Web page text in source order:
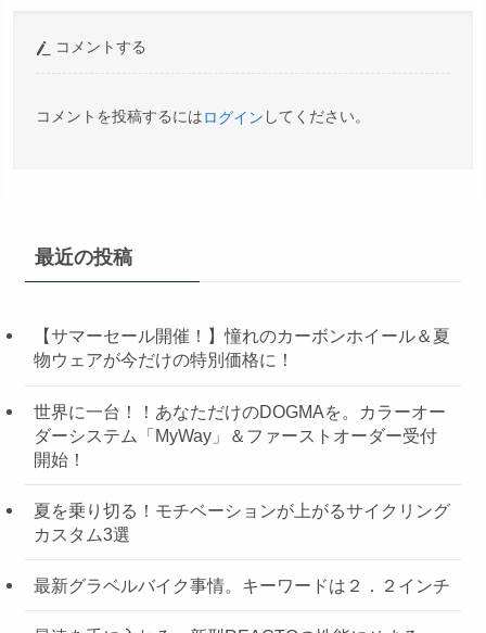
コメントする
コメントを投稿するにはログイン してください。
最近の投稿
【サマーセール開催！】憧れのカーボンホイール＆夏
物ウェアが今だけの特別価格に！
世界に一台！！あなただけのDOGMAを。カラーオー
ダーシステム「MyWay」＆ファーストオーダー受付
開始！
夏を乗り切る！モチベーションが上がるサイクリング
カスタム3選
最新グラベルバイク事情。キーワードは２．２インチ